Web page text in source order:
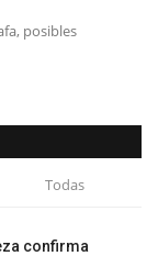
posibles
Todas
confirma